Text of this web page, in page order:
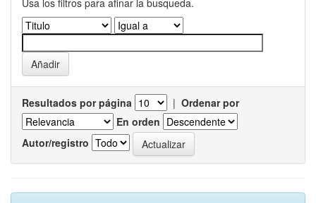
Usa los filtros para afinar la busqueda.
Resultados por página | Ordenar por
En orden
Autor/registro